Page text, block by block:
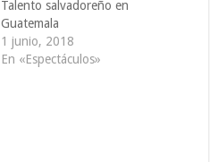
Talento salvadoreño en
Guatemala
1 junio, 2018
En «Espectáculos»